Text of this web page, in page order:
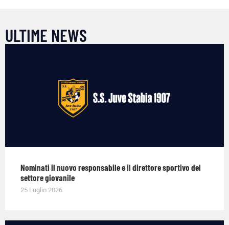
ULTIME NEWS
Nominati il nuovo responsabile e il direttore sportivo del
settore giovanile
25 Luglio 2026